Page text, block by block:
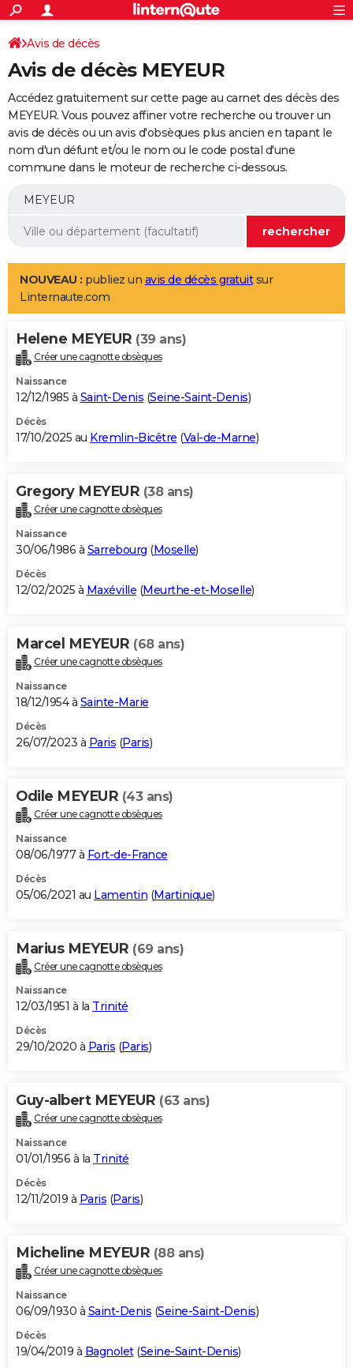
ACTUALITÉS
Politique
Société
Faits Divers
Education
Monde
Villes
+
SPORT
Coupe du monde 2026
Football
Tennis
Cyclisme
Rugby
Forum
Programme TV
TNT
Streaming
Cinéma
Sorties cinéma
Musique
+
FINANCE
Retraite
Epargne
Immobilier
Risques naturels par ville
Banque
Assurance
AUTO
Essais
Réserver un essai
Citadines
Berlines
SUV
Forum auto
+
Mobiles
Meilleur smartphone
Internet
Ordinateurs
Jeux vidéo
Guide high-tech
Aménagement intérieur
LIFESTYLE
Art de vivre
Bien-être
Loisirs
Mode
Modes de vie
Alimentation
Guide de la santé
Maladies
Médicaments
Sommeil
VOYAGE
Destinations
City break
Voyage nature
Voyage de noces
Forum
Climat
+PHOTO
GUIDES D'ACHAT
BONS PLANS
Carte de Noël
Carte Bonne année
Carte Saint-Valentin
Carte Pâques
Carte d'anniversaire
DICTIONNAIRE
Dictionnaire
Biographies
Citations
Expressions
Proverbes
PROGRAMME TV
S'inscrire
Se connecter
Lycées
Collèges
Primaires
Universités
Entreprises
Service militaire
Avis de recherche
AVIS DE DÉCÈS
Bricolage
Lifestyle
Culture
Sport
Auto
Television
Voyage
Cinema
Avis de décès
Avis de décès MEYEUR
Accédez gratuitement sur cette page au carnet des décès des
MEYEUR. Vous pouvez affiner votre recherche ou trouver un
avis de décès ou un avis d'obsèques plus ancien en tapant le
nom d'un défunt et/ou le nom ou le code postal d'une
commune dans le moteur de recherche ci-dessous.
NOUVEAU : publiez un avis de décès gratuitsur
Linternaute.com
Helene MEYEUR (39 ans)
Créer une cagnotte obsèques
Naissance
12/12/1985 à Saint-Denis (Seine-Saint-Denis)
Décès
17/10/2025 au Kremlin-Bicêtre (Val-de-Marne)
Gregory MEYEUR (38 ans)
Créer une cagnotte obsèques
Naissance
30/06/1986 à Sarrebourg (Moselle)
Décès
12/02/2025 à Maxéville (Meurthe-et-Moselle)
Marcel MEYEUR (68 ans)
Créer une cagnotte obsèques
Naissance
18/12/1954 à Sainte-Marie
Décès
26/07/2023 à Paris (Paris)
Odile MEYEUR (43 ans)
Créer une cagnotte obsèques
Naissance
08/06/1977 à Fort-de-France
Décès
05/06/2021 au Lamentin (Martinique)
Marius MEYEUR (69 ans)
Créer une cagnotte obsèques
Naissance
12/03/1951 à la Trinité
Décès
29/10/2020 à Paris (Paris)
Guy-albert MEYEUR (63 ans)
Créer une cagnotte obsèques
Naissance
01/01/1956 à la Trinité
Décès
12/11/2019 à Paris (Paris)
Micheline MEYEUR (88 ans)
Créer une cagnotte obsèques
Naissance
06/09/1930 à Saint-Denis (Seine-Saint-Denis)
Décès
19/04/2019 à Bagnolet(Seine-Saint-Denis)